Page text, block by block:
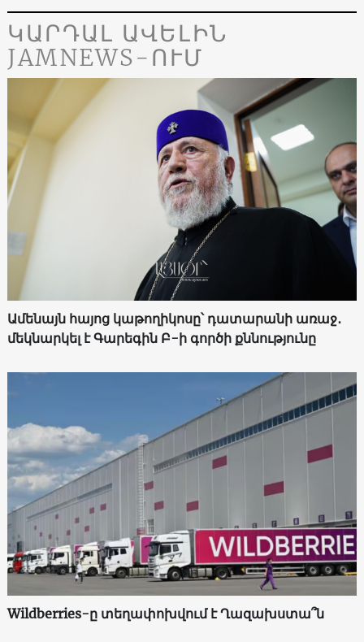
ԿԱՐԴԱԼ ԱՎԵԼԻՆ
JAMNEWS-ՈՒՄ
Ամենայն հայոց կաթողիկոսը՝ դատարանի առաջ․
մեկնարկել է Գարեգին Բ-ի գործի քննությունը
Wildberries-ը տեղափոխվում է Ղազախստա՞ն